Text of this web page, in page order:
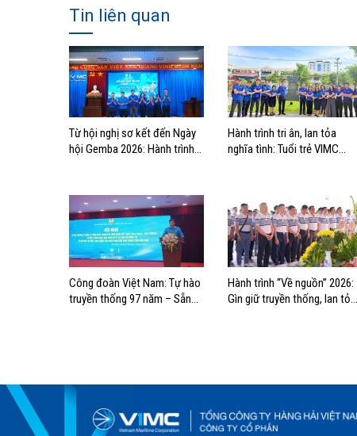
Tin liên quan
Từ hội nghị sơ kết đến Ngày
hội Gemba 2026: Hành trình
Hành trình tri ân, lan tỏa
nghĩa tình: Tuổi trẻ VIMC
Công đoàn Việt Nam: Tự hào
truyền thống 97 năm – Sẵn
Hành trình “Về nguồn” 2026:
Gìn giữ truyền thống, lan tỏa